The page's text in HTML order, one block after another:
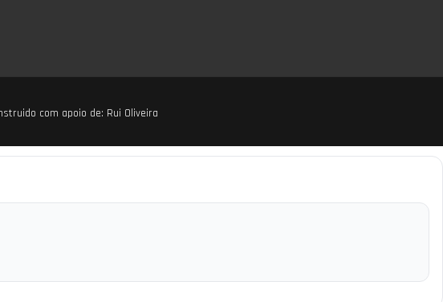
com apoio de: Rui Oliveira